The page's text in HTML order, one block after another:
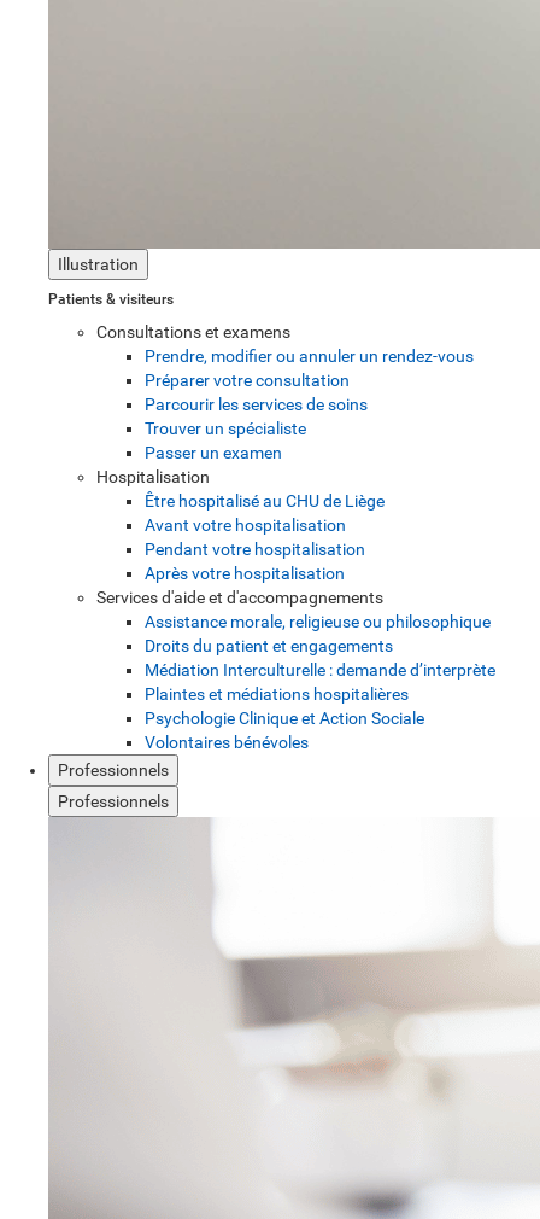
Illustration
Patients & visiteurs
Consultations et examens
Prendre, modifier ou annuler un rendez-vous
Préparer votre consultation
Parcourir les services de soins
Trouver un spécialiste
Passer un examen
Hospitalisation
Être hospitalisé au CHU de Liège
Avant votre hospitalisation
Pendant votre hospitalisation
Après votre hospitalisation
Services d'aide et d'accompagnements
Assistance morale, religieuse ou philosophique
Droits du patient et engagements
Médiation Interculturelle : demande d’interprète
Plaintes et médiations hospitalières
Psychologie Clinique et Action Sociale
Volontaires bénévoles
Professionnels
Professionnels